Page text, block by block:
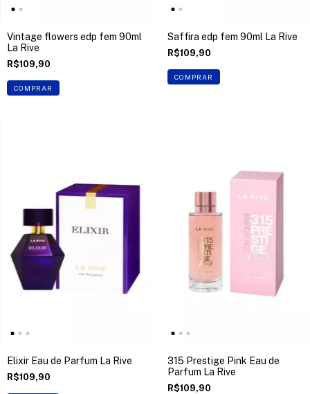
Vintage flowers edp fem 90ml
La Rive
R$109,90
COMPRAR
Saffira edp fem 90ml La Rive
R$109,90
COMPRAR
Elixir Eau de Parfum La Rive
R$109,90
315 Prestige Pink Eau de
Parfum La Rive
R$109,90